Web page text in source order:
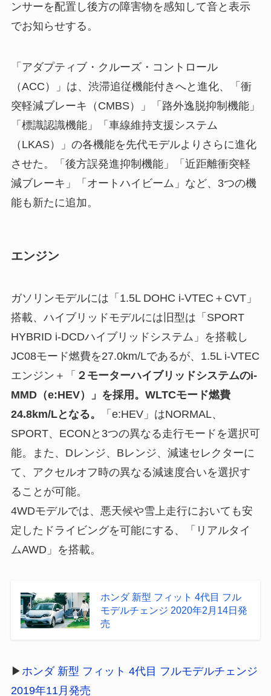
ンサーを配置し後方の障害物を感知して音と表示
でお知らせする。
「アダプティブ・クルーズ・コントロール
（ACC）」は、渋滞追従機能付きへと進化、「衝
突軽減ブレーキ（CMBS）」「路外逸脱抑制機能」
「標識認識機能」「車線維持支援システム
（LKAS）」の各機能を先代モデルよりさらに進化
させた。「後方誤発進抑制機能」「近距離衝突軽
減ブレーキ」「オートハイビーム」など、3つの機
能も新たに追加。
エンジン
ガソリンモデルには「1.5L DOHC i-VTEC＋CVT」
搭載、ハイブリッドモデルには旧型は「SPORT
HYBRID i-DCDハイブリッドシステム」を搭載し
JC08モード燃費を27.0km/Lであるが、1.5L i-VTEC
エンジン＋「 ２モーターハイブリッドシステムのi-
MMD（e:HEV）」を採用。WLTCモード燃費
24.8km/Lとなる。
「e:HEV」はNORMAL、
SPORT、ECONと3つの異なる走行モードを選択可
能。また、Dレンジ、Bレンジ、減速セレクターに
て、アクセルオフ時の異なる減速度合いを選択す
ることが可能。
4WDモデルでは、悪天候や雪上走行においても安
定したドライビングを可能にする、「リアルタイ
ムAWD」を搭載。
ホンダ 新型 フィット 4代目 フル
モデルチェンジ 2020年2月14日発
売
▶ホンダ 新型 フィット 4代目 フルモデルチェンジ
2019年11月発売